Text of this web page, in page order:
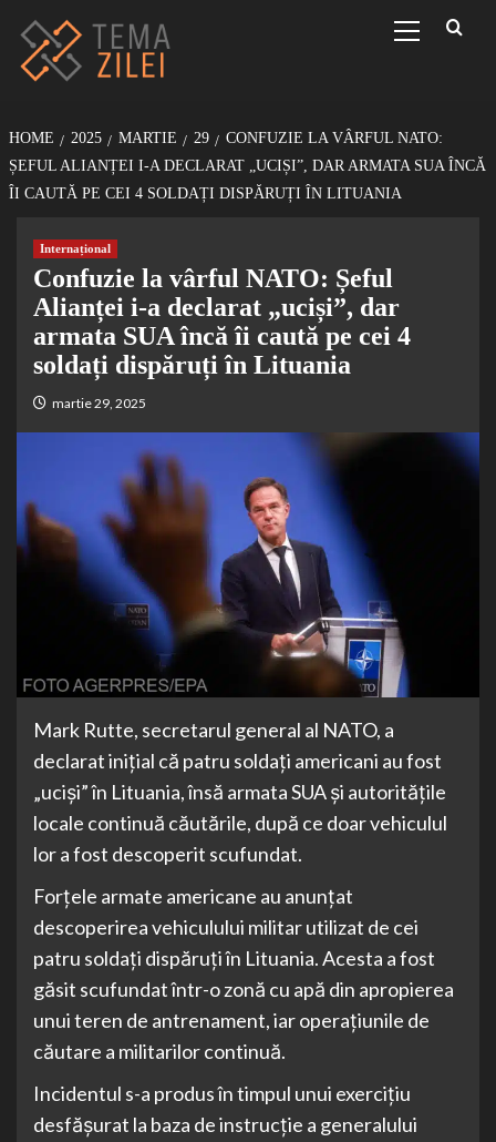
conținut
Menu
HOME 2025 MARTIE 29
CONFUZIE LA VÂRFUL NATO:
ȘEFUL ALIANȚEI I-A DECLARAT „UCIȘI”, DAR ARMATA SUA ÎNCĂ
ÎI CAUTĂ PE CEI 4 SOLDAȚI DISPĂRUȚI ÎN LITUANIA
Internațional
Confuzie la vârful NATO: Șeful
Alianței i-a declarat „uciși”, dar
armata SUA încă îi caută pe cei 4
soldați dispăruți în Lituania
martie 29, 2025
Mark Rutte, secretarul general al NATO, a
declarat inițial că patru soldați americani au fost
„uciși” în Lituania, însă armata SUA și autoritățile
locale continuă căutările, după ce doar vehiculul
lor a fost descoperit scufundat.
Forțele armate americane au anunțat
descoperirea vehiculului militar utilizat de cei
patru soldați dispăruți în Lituania. Acesta a fost
găsit scufundat într-o zonă cu apă din apropierea
unui teren de antrenament, iar operațiunile de
căutare a militarilor continuă.
Incidentul s-a produs în timpul unui exercițiu
desfășurat la baza de instrucție a generalului